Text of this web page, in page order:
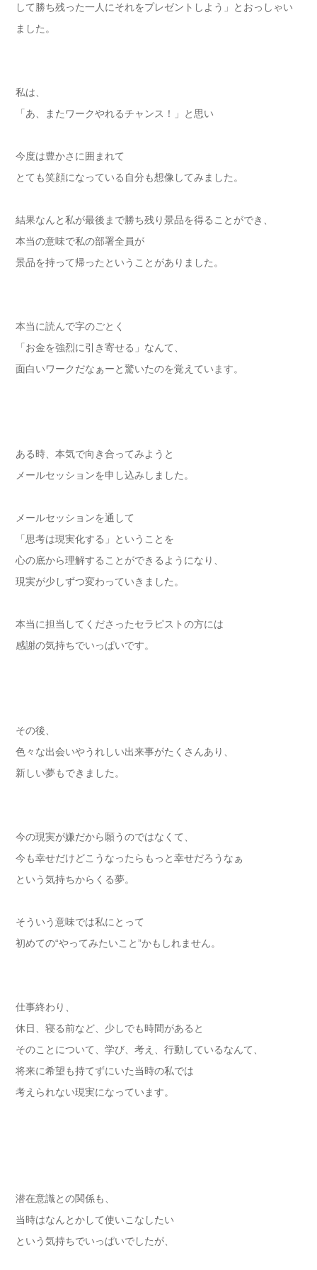
して勝ち残った一人にそれをプレゼントしよう」とおっしゃい
ました。
私は、
「あ、またワークやれるチャンス！」と思い
今度は豊かさに囲まれて
とても笑顔になっている自分も想像してみました。
結果なんと私が最後まで勝ち残り景品を得ることができ、
本当の意味で私の部署全員が
景品を持って帰ったということがありました。
本当に読んで字のごとく
「お金を強烈に引き寄せる」なんて、
面白いワークだなぁーと驚いたのを覚えています。
ある時、本気で向き合ってみようと
メールセッションを申し込みしました。
メールセッションを通して
「思考は現実化する」ということを
心の底から理解することができるようになり、
現実が少しずつ変わっていきました。
本当に担当してくださったセラピストの方には
感謝の気持ちでいっぱいです。
その後、
色々な出会いやうれしい出来事がたくさんあり、
新しい夢もできました。
今の現実が嫌だから願うのではなくて、
今も幸せだけどこうなったらもっと幸せだろうなぁ
という気持ちからくる夢。
そういう意味では私にとって
初めての“やってみたいこと”かもしれません。
仕事終わり、
休日、寝る前など、少しでも時間があると
そのことについて、学び、考え、行動しているなんて、
将来に希望も持てずにいた当時の私では
考えられない現実になっています。
潜在意識との関係も、
当時はなんとかして使いこなしたい
という気持ちでいっぱいでしたが、